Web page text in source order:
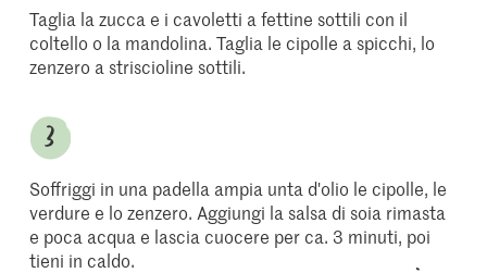
Taglia la zucca e i cavoletti a fettine sottili con il
coltello o la mandolina. Taglia le cipolle a spicchi, lo
zenzero a striscioline sottili.
Soffriggi in una padella ampia unta d'olio le cipolle, le
verdure e lo zenzero. Aggiungi la salsa di soia rimasta
e poca acqua e lascia cuocere per ca. 3 minuti, poi
tieni in caldo.